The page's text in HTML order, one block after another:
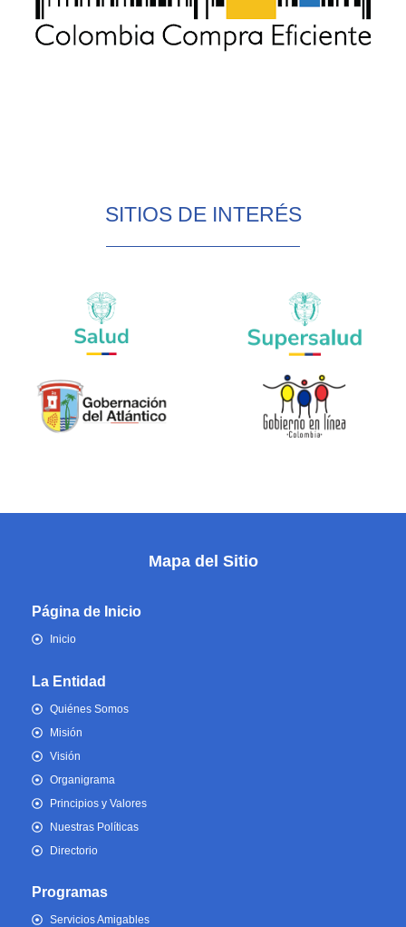
SITIOS DE INTERÉS
Mapa del Sitio
Página de Inicio
Inicio
La Entidad
Quiénes Somos
Misión
Visión
Organigrama
Principios y Valores
Nuestras Políticas
Directorio
Programas
Servicios Amigables